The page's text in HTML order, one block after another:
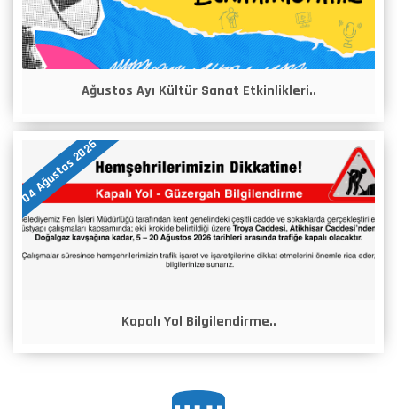
Ağustos Ayı Kültür Sanat Etkinlikleri..
04 Ağustos 2026
Kapalı Yol Bilgilendirme..